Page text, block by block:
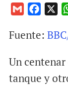
a
l
c
b
Fuente:
Un
tanque y